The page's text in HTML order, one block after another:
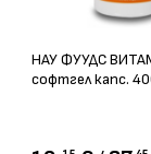
НАУ ФУУДС
софтгел капс.